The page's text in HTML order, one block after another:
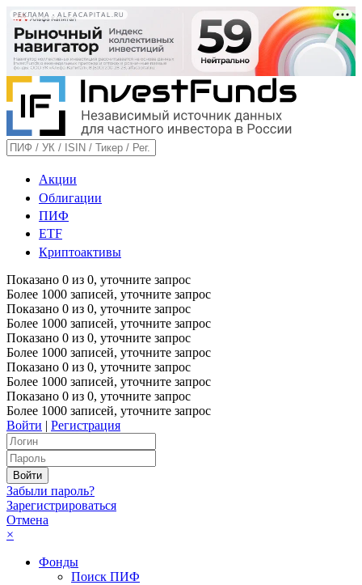
РЕКЛАМА • ALFACAPITAL.RU
Акции
Облигации
ПИФ
ETF
Криптоактивы
Показано 0 из 0, уточните запрос
Более 1000 записей, уточните запрос
Показано 0 из 0, уточните запрос
Более 1000 записей, уточните запрос
Показано 0 из 0, уточните запрос
Более 1000 записей, уточните запрос
Показано 0 из 0, уточните запрос
Более 1000 записей, уточните запрос
Показано 0 из 0, уточните запрос
Более 1000 записей, уточните запрос
Войти | Регистрация
Забыли пароль?
Зарегистрироваться
Отмена
×
Фонды
Поиск ПИФ